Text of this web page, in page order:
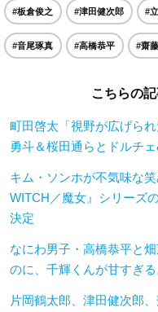
#板倉俊之 #津田健次郎 #
#音尾琢真 #高橋恭平 #齋
こちらの
町田啓太「視野が広げら
勇斗＆桜田通らとドルチ
キム・ソンホが不気味な
WITCH／魔女』シリーズ
決定
なにわ男子・高橋恭平と
のに、千輝くんが甘すぎ
片岡鶴太郎、津田健次郎